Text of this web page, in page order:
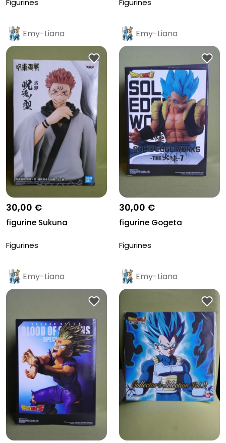
Emy-Liana
30,00 €
figurine Sukuna
Figurines
Emy-Liana
30,00 €
figurine Gogeta
Figurines
Emy-Liana Emy-Liana